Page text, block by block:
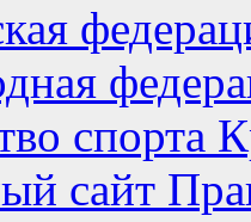
спорта
сайт